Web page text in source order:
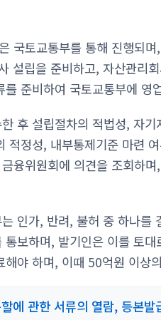
국토교통부를 통해 진행되
설립을 준비하고, 자산관리
준비하여 국토교통부에 영
후 설립절차의 적법성, 자
적정성, 내부통제기준 마련
융위원회에 의견을 조회하
인가, 반려, 불허 중 하나
보하며, 발기인은 이를 토
해야 하며, 이때 50억원 이상
에 관한 서류의 열람, 등본발